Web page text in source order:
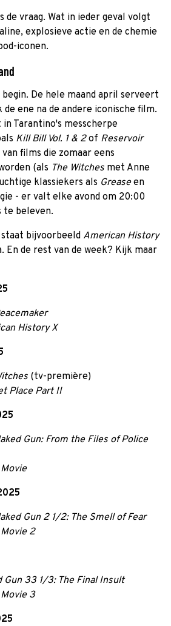
de vraag. Wat in ieder geval volgt
explosieve actie en de chemie
iconen.
begin. De hele maand april serveert
ene na de andere iconische film.
Tarantino's messcherpe
Kill Bill Vol. 1 & 2of Reservoir
films die zomaar eens
(als The Witches met Anne
klassiekers als Greaseen
- er valt elke avond om 20:00
te beleven.
staat bijvoorbeeld American History
En de rest van de week? Kijk maar
History X
(tv-première)
Place Part II
Gun: From the Files of Police
Gun 2 1/2: The Smell of Fear
2
Gun 33 1/3: The Final Insult
3